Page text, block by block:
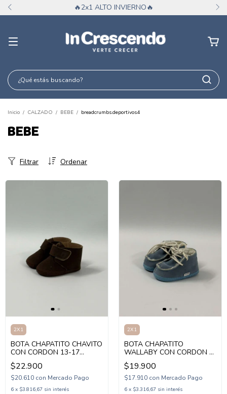
🔥2x1 ALTO INVIERNO🔥
Inicio / CALZADO / BEBE / breadcrumbs.deportivos4
BEBE
Ordenar
Filtrar
2X1
BOTA CHAPATITO CHAVITO
CON CORDON 13-17
(CH670)
$22.900
$20.610 con Mercado Pago
6 x $3.816,67 sin interés
2X1
BOTA CHAPATITO
WALLABY CON CORDON Y
CORDERITO 14-17
(CH2800)
$19.900
$17.910 con Mercado Pago
6 x $3.316,67 sin interés